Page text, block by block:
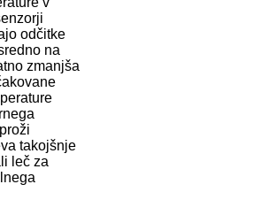
odčitke
na
zmanjša
takojšnje
leč za